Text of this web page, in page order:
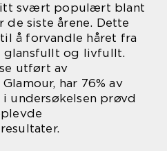
svært populært blant
de siste årene. Dette
å forvandle håret fra
og livfullt.
utført av
har 76% av
undersøkelsen prøvd